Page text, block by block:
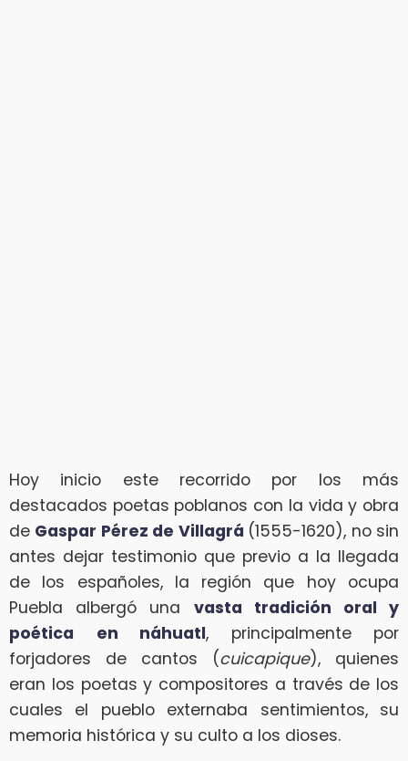
Hoy inicio este recorrido por los más
destacados poetas poblanos con la vida y obra
de Gaspar Pérez de Villagrá (1555-1620), no sin
antes dejar testimonio que previo a la llegada
de los españoles, la región que hoy ocupa
Puebla albergó una vasta tradición oral y
poética
en náhuatl, principalmente por
forjadores de cantos (cuicapique), quienes
eran los poetas y compositores a través de los
cuales el pueblo externaba sentimientos, su
memoria histórica y su culto a los dioses.